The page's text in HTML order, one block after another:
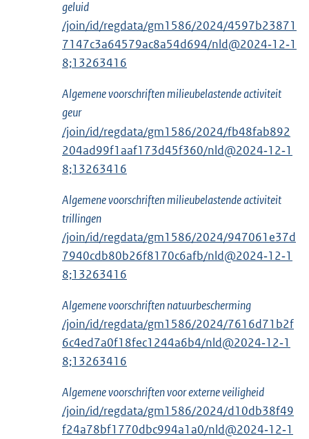
geluid
/join/id/regdata/gm1586/2024/4597b23871
7147c3a64579ac8a54d694/nld@2024‑12‑1
8;13263416
Algemene voorschriften milieubelastende activiteit
geur
/join/id/regdata/gm1586/2024/fb48fab892
204ad99f1aaf173d45f360/nld@2024‑12‑1
8;13263416
Algemene voorschriften milieubelastende activiteit
trillingen
/join/id/regdata/gm1586/2024/947061e37d
7940cdb80b26f8170c6afb/nld@2024‑12‑1
8;13263416
Algemene voorschriften natuurbescherming
/join/id/regdata/gm1586/2024/7616d71b2f
6c4ed7a0f18fec1244a6b4/nld@2024‑12‑1
8;13263416
Algemene voorschriften voor externe veiligheid
/join/id/regdata/gm1586/2024/d10db38f49
f24a78bf1770dbc994a1a0/nld@2024‑12‑1